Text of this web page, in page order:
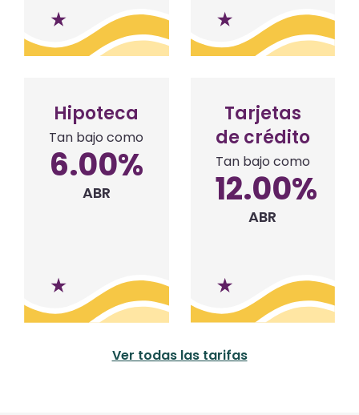
Hipoteca
Tan bajo como
6.00%
ABR
Tarjetas
de crédito
Tan bajo como
12.00%
ABR
Ver todas las tarifas